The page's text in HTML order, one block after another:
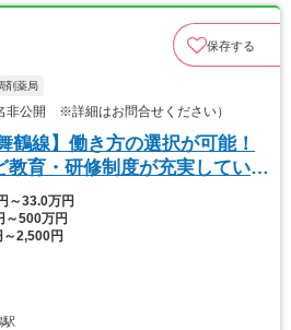
保存する
剤薬局
非公開 ※詳細はお問合せください）
鶴線】働き方の選択が可能！
教育・研修制度が充実していま
～33.0万円
～500万円
～2,500円
駅